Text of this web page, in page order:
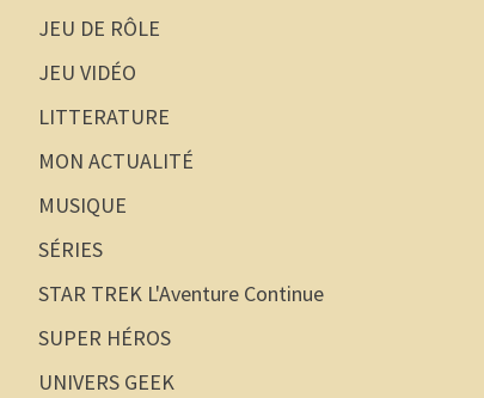
JEU DE RÔLE
JEU VIDÉO
LITTERATURE
MON ACTUALITÉ
MUSIQUE
SÉRIES
STAR TREK L'Aventure Continue
SUPER HÉROS
UNIVERS GEEK